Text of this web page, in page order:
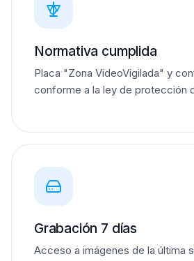
Normativa cumplida
Placa "Zona VideoVigilada" y
conforme a la ley de protección
Grabación 7 días
Acceso a imágenes de la última